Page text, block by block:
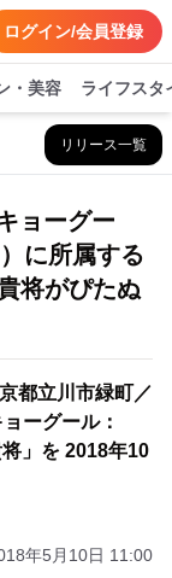
ログイン/会員登録
・美容 ライフスタ
リリース一覧
ョーグー
に所属する
将がぴたぬ
都立川市緑町／
ーグール：
」を 2018年10
年5月10日 11:00